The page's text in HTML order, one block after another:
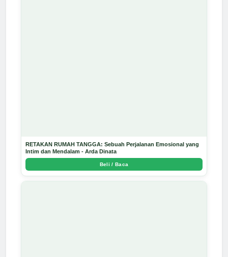
RETAKAN RUMAH TANGGA: Sebuah Perjalanan Emosional yang
Intim dan Mendalam - Arda Dinata
Beli / Baca